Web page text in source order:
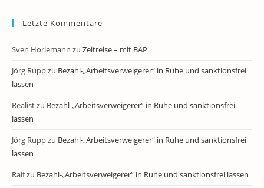
Letzte Kommentare
Sven Horlemann zu Zeitreise – mit BAP
Jörg Ruppzu Bezahl-„Arbeitsverweigerer“ in Ruhe und sanktionsfrei
lassen
Realistzu Bezahl-„Arbeitsverweigerer“ in Ruhe und sanktionsfrei
lassen
Jörg Ruppzu Bezahl-„Arbeitsverweigerer“ in Ruhe und sanktionsfrei
lassen
Ralfzu Bezahl-„Arbeitsverweigerer“ in Ruhe und sanktionsfrei lassen